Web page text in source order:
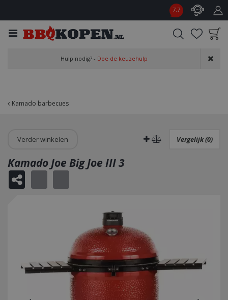
Kamado barbecues
7.7
aan wensenlijst
Hulp nodig? - Doe de keuzehulp
Verder winkelen Vergelijk (0)
Kamado Joe Big Joe III 3